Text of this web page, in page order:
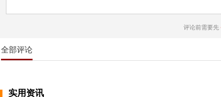
评论前需要先
全部评论
实用资讯